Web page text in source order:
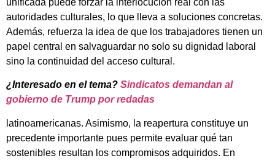
unificada puede forzar la interlocución real con las
autoridades culturales, lo que lleva a soluciones concretas.
Además, refuerza la idea de que los trabajadores tienen un
papel central en salvaguardar no solo su dignidad laboral
sino la continuidad del acceso cultural.
¿Interesado en el tema? Sindicatos demandan al
gobierno de Trump por redadas
latinoamericanas. Asimismo, la reapertura constituye un
precedente importante pues permite evaluar qué tan
sostenibles resultan los compromisos adquiridos. En